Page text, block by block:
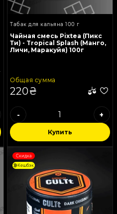
Табак для кальяна 100 г
Чайная смесь Pixtea (Пикс
Ти) - Tropical Splash (Манго,
Личи, Маракуйя) 100г
Общая сумма
220₴
- +
Купить
Скидка
Кешбэк